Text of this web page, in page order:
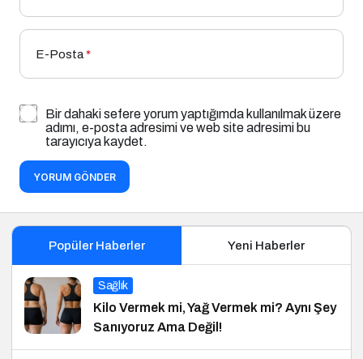
E-Posta*
Bir dahaki sefere yorum yaptığımda kullanılmak üzere
adımı, e-posta adresimi ve web site adresimi bu
tarayıcıya kaydet.
YORUM GÖNDER
Popüler Haberler Yeni Haberler
Sağlık
Kilo Vermek mi, Yağ Vermek mi? Aynı Şey
Sanıyoruz Ama Değil!